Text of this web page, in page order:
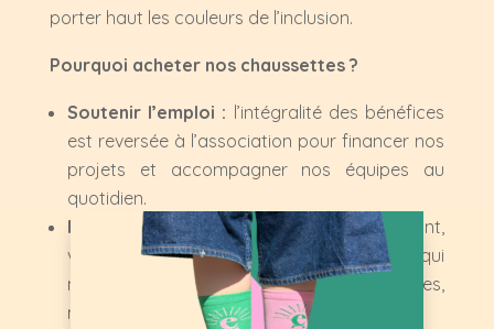
porter haut les couleurs de l’inclusion.
Pourquoi acheter nos chaussettes ?
Soutenir l’emploi : l’intégralité des bénéfices
est reversée à l’association pour financer nos
projets et accompagner nos équipes au
quotidien.
Faire changer le regard :en les portant,
vous devenez ambassadeur d’une société qui
ne cherche pas à gommer les différences,
mais à les sublimer !